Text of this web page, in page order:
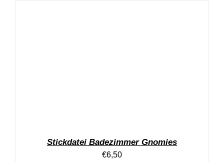
Stickdatei Badezimmer Gnomies
€6,50